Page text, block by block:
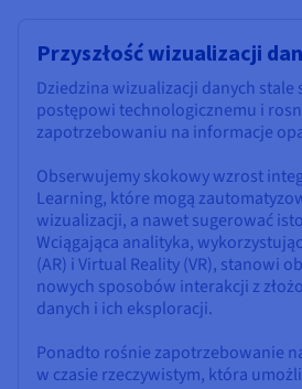
Przyszłość wizualizacji
Dziedzina wizualizacji danych stale
postępowi technologicznemu i
zapotrzebowaniu na informacje
Obserwujemy skokowy wzrost
Learning, które mogą
wizualizacji, a nawet sugerować
Wciągająca analityka,
(AR) i Virtual Reality (VR), stanowi
nowych sposobów interakcji z
danych i ich eksploracji.
Ponadto rośnie zapotrzebowanie
w czasie rzeczywistym, która